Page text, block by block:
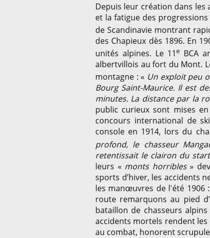
Depuis leur création dans les
et la fatigue des
de Scandinavie montrant
des Chapieux dès 1896. En
unités alpines. Le 11e BCA
albertvillois au fort du Mont.
montagne : « Un exploit peu
Bourg Saint-Maurice. Il est
minutes. La distance par la
public curieux sont mises
concours international de
console en 1914, lors du
profond, le chasseur
retentissait le clairon du
leurs « monts horribles»
sports d’hiver, les accidents
les manœuvres de l'été 1906
route remarquons au pied
bataillon de chasseurs
accidents mortels rendent
au combat, honorent